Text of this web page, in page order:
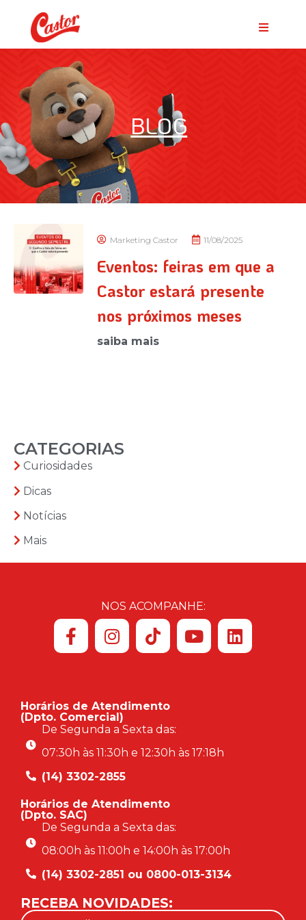
BLOG
Marketing Castor 11/08/2025
Eventos: feiras em que a
Castor estará presente
nos próximos meses
saiba mais
CATEGORIAS
Curiosidades
Dicas
Notícias
Mais
NOS ACOMPANHE:
Horários de Atendimento
(Dpto. Comercial)
De Segunda a Sexta das:
07:30h às 11:30h e 12:30h às 17:18h
(14) 3302-2855
Horários de Atendimento
(Dpto. SAC)
De Segunda a Sexta das:
08:00h às 11:00h e 14:00h às 17:00h
(14) 3302-2851 ou 0800-013-3134
RECEBA NOVIDADES: